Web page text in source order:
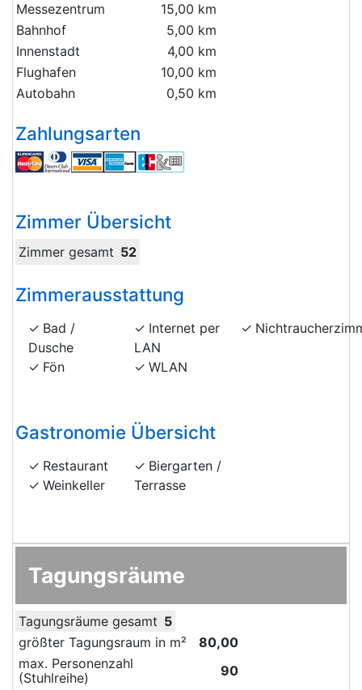
Messezentrum
15,00 km
Bahnhof
5,00 km
Innenstadt
4,00 km
Flughafen
10,00 km
Autobahn
0,50 km
Zahlungsarten
Zimmer Übersicht
Zimmer gesamt 52
Zimmerausstattung
Bad /
Dusche
Fön
Internet per
LAN
WLAN
Gastronomie Übersicht
Restaurant
Weinkeller
Biergarten /
Terrasse
Tagungsräume
Tagungsräume gesamt 5
größter Tagungsraum in m²
80,00
max. Personenzahl
(Stuhlreihe)
90